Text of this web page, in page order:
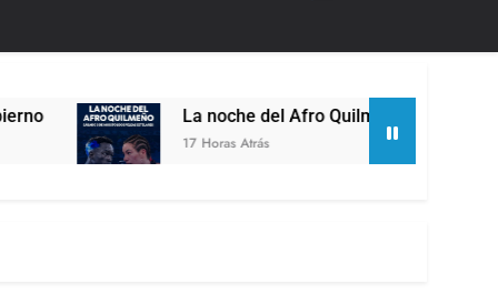
La noche del Afro Quilmeño: boxeo de primer
17 Horas Atrás